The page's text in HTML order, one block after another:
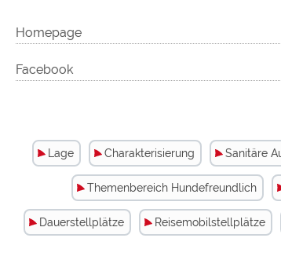
Homepage
Facebook
Lage Charakterisierung Sanitäre
Themenbereich Hundefreundlich
Dauerstellplätze Reisemobilstellplätze